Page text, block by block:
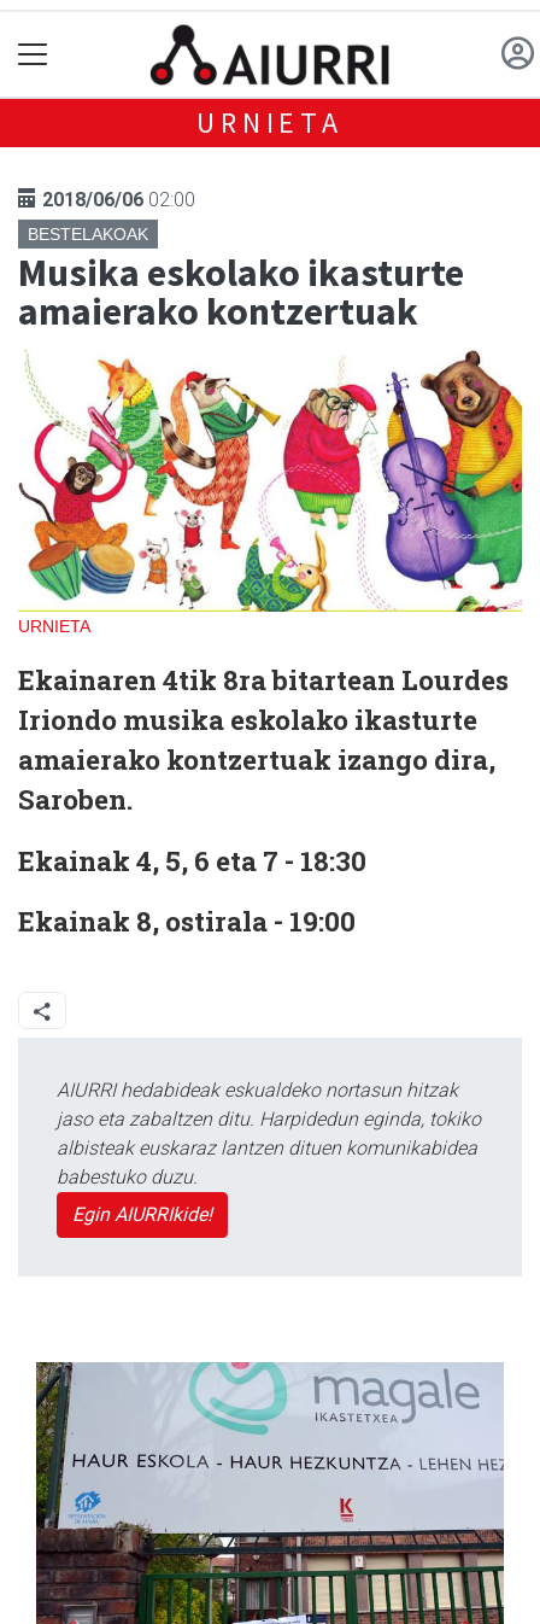
URNIETA
2018/06/06 02:00
BESTELAKOAK
Musika eskolako ikasturte
amaierako kontzertuak
URNIETA
Ekainaren 4tik 8ra bitartean Lourdes
Iriondo musika eskolako ikasturte
amaierako kontzertuak izango dira,
Saroben.
Ekainak 4, 5, 6 eta 7 - 18:30
Ekainak 8, ostirala - 19:00
AIURRI hedabideak eskualdeko nortasun hitzak
jaso eta zabaltzen ditu. Harpidedun eginda, tokiko
albisteak euskaraz lantzen dituen komunikabidea
babestuko duzu.
Egin AIURRIkide!